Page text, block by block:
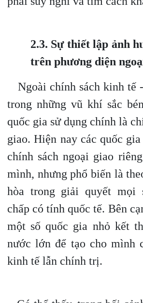
2.3. Sự thiết lập ảnh
trên phương diện
Ngoài chính sách kinh tế
trong những vũ khí sắc
quốc gia sử dụng chính là
giao. Hiện nay các quốc
chính sách ngoại giao
mình, nhưng phổ biến là
hòa trong giải quyết mọi
chấp có tính quốc tế. Bên
một số quốc gia nhỏ kết
nước lớn để tạo cho mình
kinh tế lẫn chính trị.